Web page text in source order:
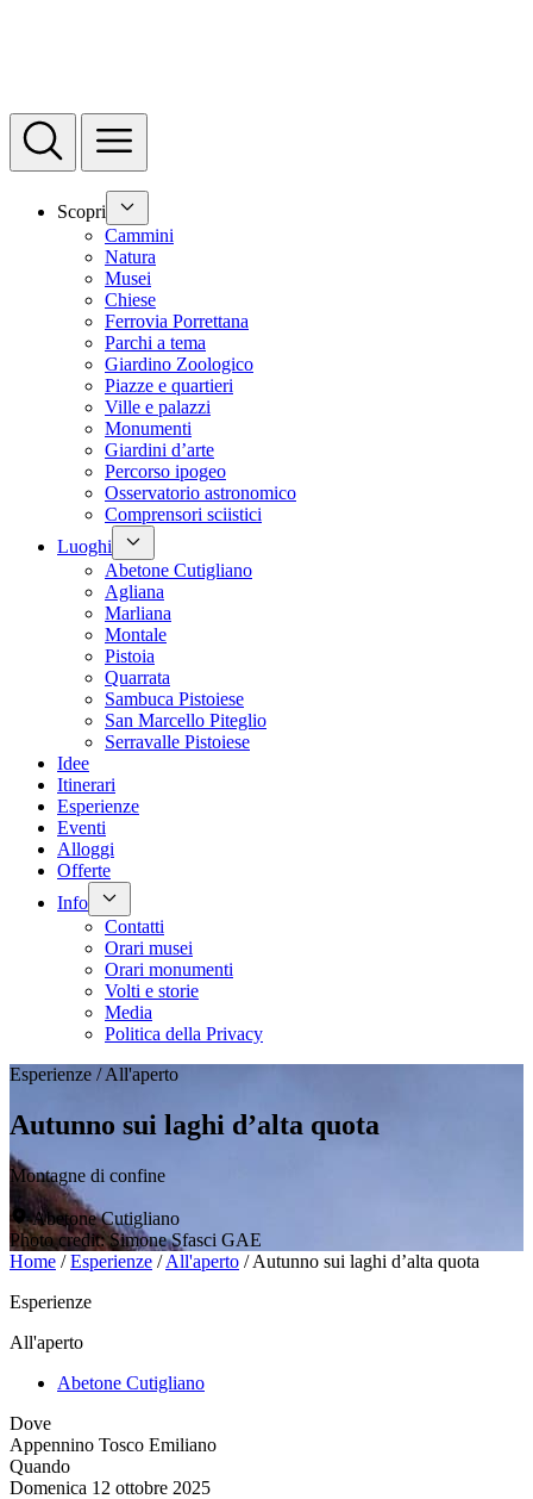
Scopri
Cammini
Natura
Musei
Chiese
Ferrovia Porrettana
Parchi a tema
Giardino Zoologico
Piazze e quartieri
Ville e palazzi
Monumenti
Giardini d’arte
Percorso ipogeo
Osservatorio astronomico
Comprensori sciistici
Luoghi
Abetone Cutigliano
Agliana
Marliana
Montale
Pistoia
Quarrata
Sambuca Pistoiese
San Marcello Piteglio
Serravalle Pistoiese
Idee
Itinerari
Esperienze
Eventi
Alloggi
Offerte
Info
Contatti
Orari musei
Orari monumenti
Volti e storie
Media
Politica della Privacy
Esperienze / All'aperto
Autunno sui laghi d’alta quota
Montagne di confine
Abetone Cutigliano
Photo credit: Simone Sfasci GAE
Home /Esperienze /All'aperto /Autunno sui laghi d’alta quota
Esperienze
All'aperto
Abetone Cutigliano
Dove
Appennino Tosco Emiliano
Quando
Domenica 12 ottobre 2025